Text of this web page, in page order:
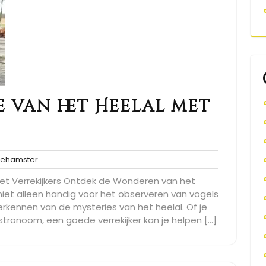
van het Heelal met
spacehamster
Verrekijkers Ontdek de Wonderen van het
alleen handig voor het observeren van vogels
van de mysteries van het heelal. Of je
een goede verrekijker kan je helpen […]